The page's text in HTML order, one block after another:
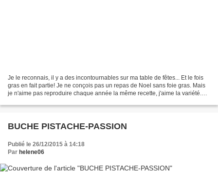
Je le reconnais, il y a des incontournables sur ma table de fêtes... Et le fois
gras en fait partie! Je ne conçois pas un repas de Noel sans foie gras. Mais
je n'aime pas reproduire chaque année la même recette, j'aime la variété.
BUCHE PISTACHE-PASSION
Publié le 26/12/2015 à 14:18
Par helene06